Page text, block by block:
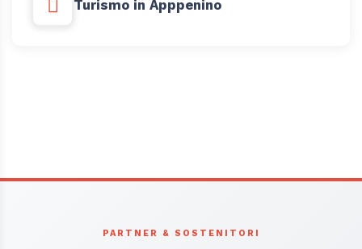
Turismo in Apppenino
PARTNER & SOSTENITORI